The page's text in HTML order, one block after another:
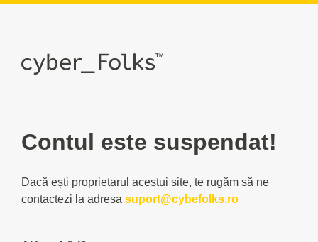
Contul este suspendat!
Dacă ești proprietarul acestui site, te rugăm să ne
contactezi la adresa suport@cybefolks.ro